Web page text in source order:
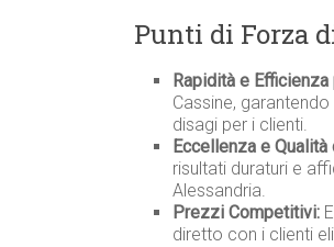
Punti di Forza
Rapidità e
Cassine,
disagi per i clienti.
Eccellenza e
risultati duraturi e
Alessandria.
Prezzi Competitivi:
diretto con i clienti